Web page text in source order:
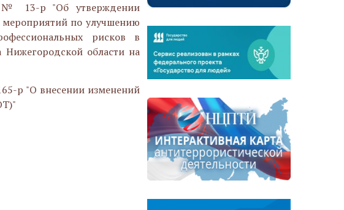
№ 13-р "Об утверждении
мероприятий по улучшению
рисков в
Нижегородской области на
р "О внесении изменений